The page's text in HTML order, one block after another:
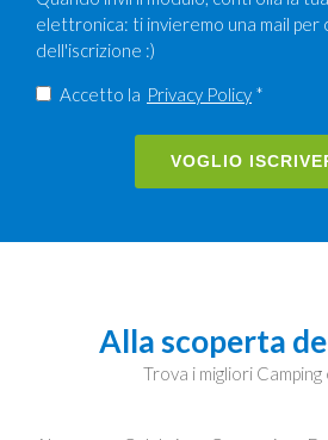
elettronica: ti invieremo una mail
dell'iscrizione :)
Accetto la Privacy Policy *
VOGLIO
Alla scoperta
Trova i migliori Camping